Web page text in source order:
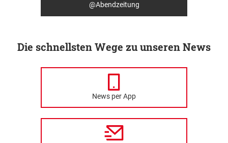
@Abendzeitung
Die schnellsten Wege zu unseren News
News per App